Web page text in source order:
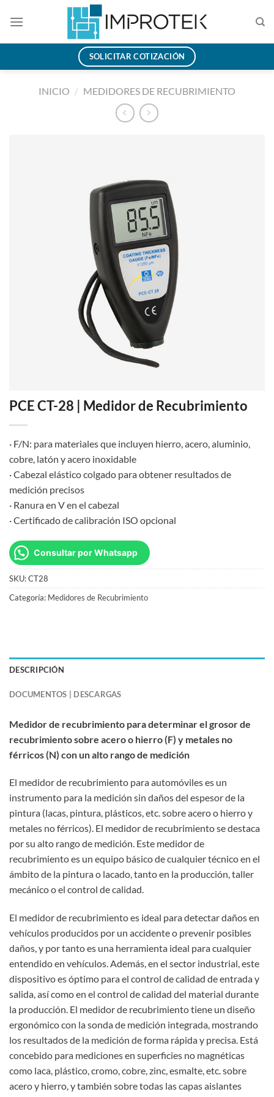
SOLICITAR COTIZACIÓN
INICIO / MEDIDORES DE RECUBRIMIENTO
PCE CT-28 | Medidor de Recubrimiento
· F/N: para materiales que incluyen hierro, acero, aluminio,
cobre, latón y acero inoxidable
· Cabezal elástico colgado para obtener resultados de
medición precisos
· Ranura en V en el cabezal
· Certificado de calibración ISO opcional
Consultar por Whatsapp
SKU:CT28
Categoría: Medidores de Recubrimiento
DESCRIPCIÓN
DOCUMENTOS | DESCARGAS
Medidor de recubrimiento para determinar el grosor de
recubrimiento sobre acero o hierro (F) y metales no
férricos (N) con un alto rango de medición
El medidor de recubrimiento para automóviles es un
instrumento para la medición sin daños del espesor de la
pintura (lacas, pintura, plásticos, etc. sobre acero o hierro y
metales no férricos). El medidor de recubrimiento se destaca
por su alto rango de medición. Este medidor de
recubrimiento es un equipo básico de cualquier técnico en el
ámbito de la pintura o lacado, tanto en la producción, taller
mecánico o el control de calidad.
El medidor de recubrimiento es ideal para detectar daños en
vehículos producidos por un accidente o prevenir posibles
daños, y por tanto es una herramienta ideal para cualquier
entendido en vehículos. Además, en el sector industrial, este
dispositivo es óptimo para el control de calidad de entrada y
salida, así como en el control de calidad del material durante
la producción. El medidor de recubrimiento tiene un diseño
ergonómico con la sonda de medición integrada, mostrando
los resultados de la medición de forma rápida y precisa. Está
concebido para mediciones en superficies no magnéticas
como laca, plástico, cromo, cobre, zinc, esmalte, etc. sobre
acero y hierro, y también sobre todas las capas aislantes